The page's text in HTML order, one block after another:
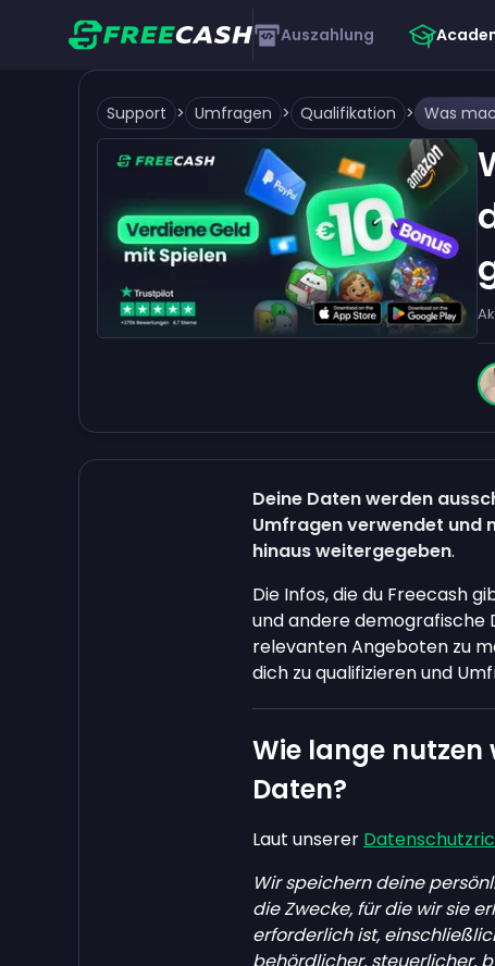
Auszahlung
Support > Umfragen > Qualifikation >
Deine Daten werden
Umfragen verwendet und
hinaus weitergegeben.
Die Infos, die du Freecash
und andere demografische
relevanten Angeboten zu
dich zu qualifizieren und
Wie lange nutzen
Daten?
Laut unserer
Wir speichern deine
die Zwecke, für die wir sie
erforderlich ist,